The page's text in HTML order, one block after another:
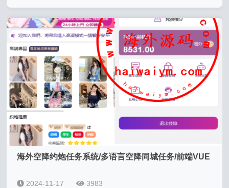
海外空降约炮任务系统/多语言空降同城任务/前端VUE
2024-11-17 3983